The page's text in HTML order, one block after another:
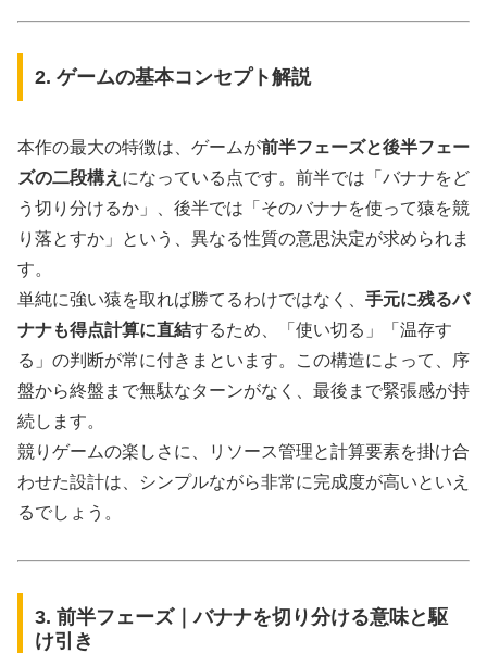
2. ゲームの基本コンセプト解説
本作の最大の特徴は、ゲームが前半フェーズと後半フェー
ズの二段構え になっている点です。前半では「バナナをど
う切り分けるか」、後半では「そのバナナを使って猿を競
り落とすか」という、異なる性質の意思決定が求められま
す。
単純に強い猿を取れば勝てるわけではなく、 手元に残るバ
ナナも得点計算に直結するため、「使い切る」「温存す
る」の判断が常に付きまといます。この構造によって、序
盤から終盤まで無駄なターンがなく、最後まで緊張感が持
続します。
競りゲームの楽しさに、リソース管理と計算要素を掛け合
わせた設計は、シンプルながら非常に完成度が高いといえ
るでしょう。
3. 前半フェーズ｜バナナを切り分ける意味と駆
け引き